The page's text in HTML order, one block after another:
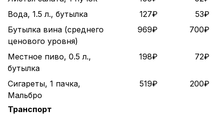
Вода, 1.5 л., бутылка
127₽
53₽
Бутылка вина (среднего
ценового уровня)
969₽ 700₽
Местное пиво, 0.5 л.,
бутылка
198₽ 72₽
Сигареты, 1 пачка,
Мальбро
519₽ 200₽
Транспорт